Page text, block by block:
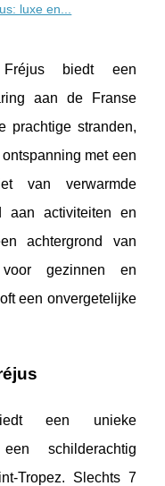
luxe en...
biedt een
aan de Franse
prachtige stranden,
met een
van verwarmde
aan activiteiten en
achtergrond van
voor gezinnen en
een onvergetelijke
een unieke
schilderachtig
Tropez. Slechts 7